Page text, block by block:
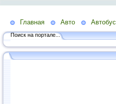
Главная Авто Автобус
Поиск на портале...